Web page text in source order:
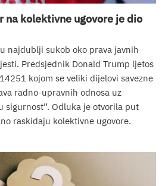
na kolektivne ugovore je dio
najdublji sukob oko prava javnih
Predsjednik Donald Trump ljetos
kojom se veliki dijelovi savezne
radno-upravnih odnosa uz
sigurnost”. Odluka je otvorila put
raskidaju kolektivne ugovore.